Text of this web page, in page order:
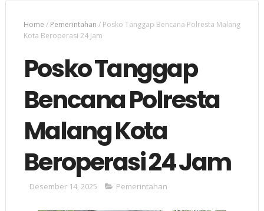
Home / Pemerintahan / Posko Tanggap Bencana Polresta Malang
Kota Beroperasi 24 Jam
Posko Tanggap
Bencana Polresta
Malang Kota
Beroperasi 24 Jam
Desember 14, 2025 Pemerintahan